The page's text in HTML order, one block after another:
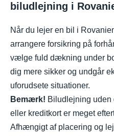
biludlejning i
Når du lejer en bil i
arrangere forsikring på
vælge fuld dækning under
dig mere sikker og undgår
uforudsete situationer.
Bemærk! Biludlejning uden
eller kreditkort er meget
Afhængigt af placering og